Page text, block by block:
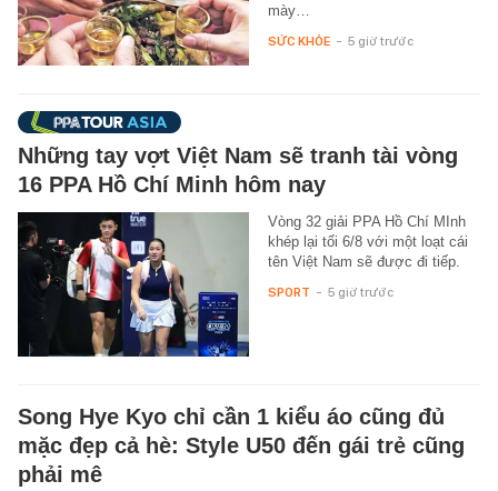
mày…
SỨC KHỎE - 5 giờ trước
Những tay vợt Việt Nam sẽ tranh tài vòng
16 PPA Hồ Chí Minh hôm nay
Vòng 32 giải PPA Hồ Chí MInh
khép lại tối 6/8 với một loạt cái
tên Việt Nam sẽ được đi tiếp.
SPORT - 5 giờ trước
Song Hye Kyo chỉ cần 1 kiểu áo cũng đủ
mặc đẹp cả hè: Style U50 đến gái trẻ cũng
phải mê